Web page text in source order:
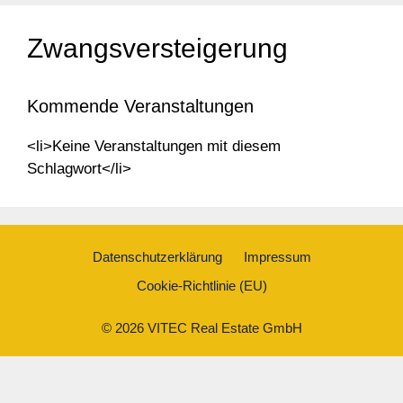
Zwangsversteigerung
Kommende Veranstaltungen
<li>Keine Veranstaltungen mit diesem
Schlagwort</li>
Datenschutzerklärung
Impressum
Cookie-Richtlinie (EU)
© 2026 VITEC Real Estate GmbH